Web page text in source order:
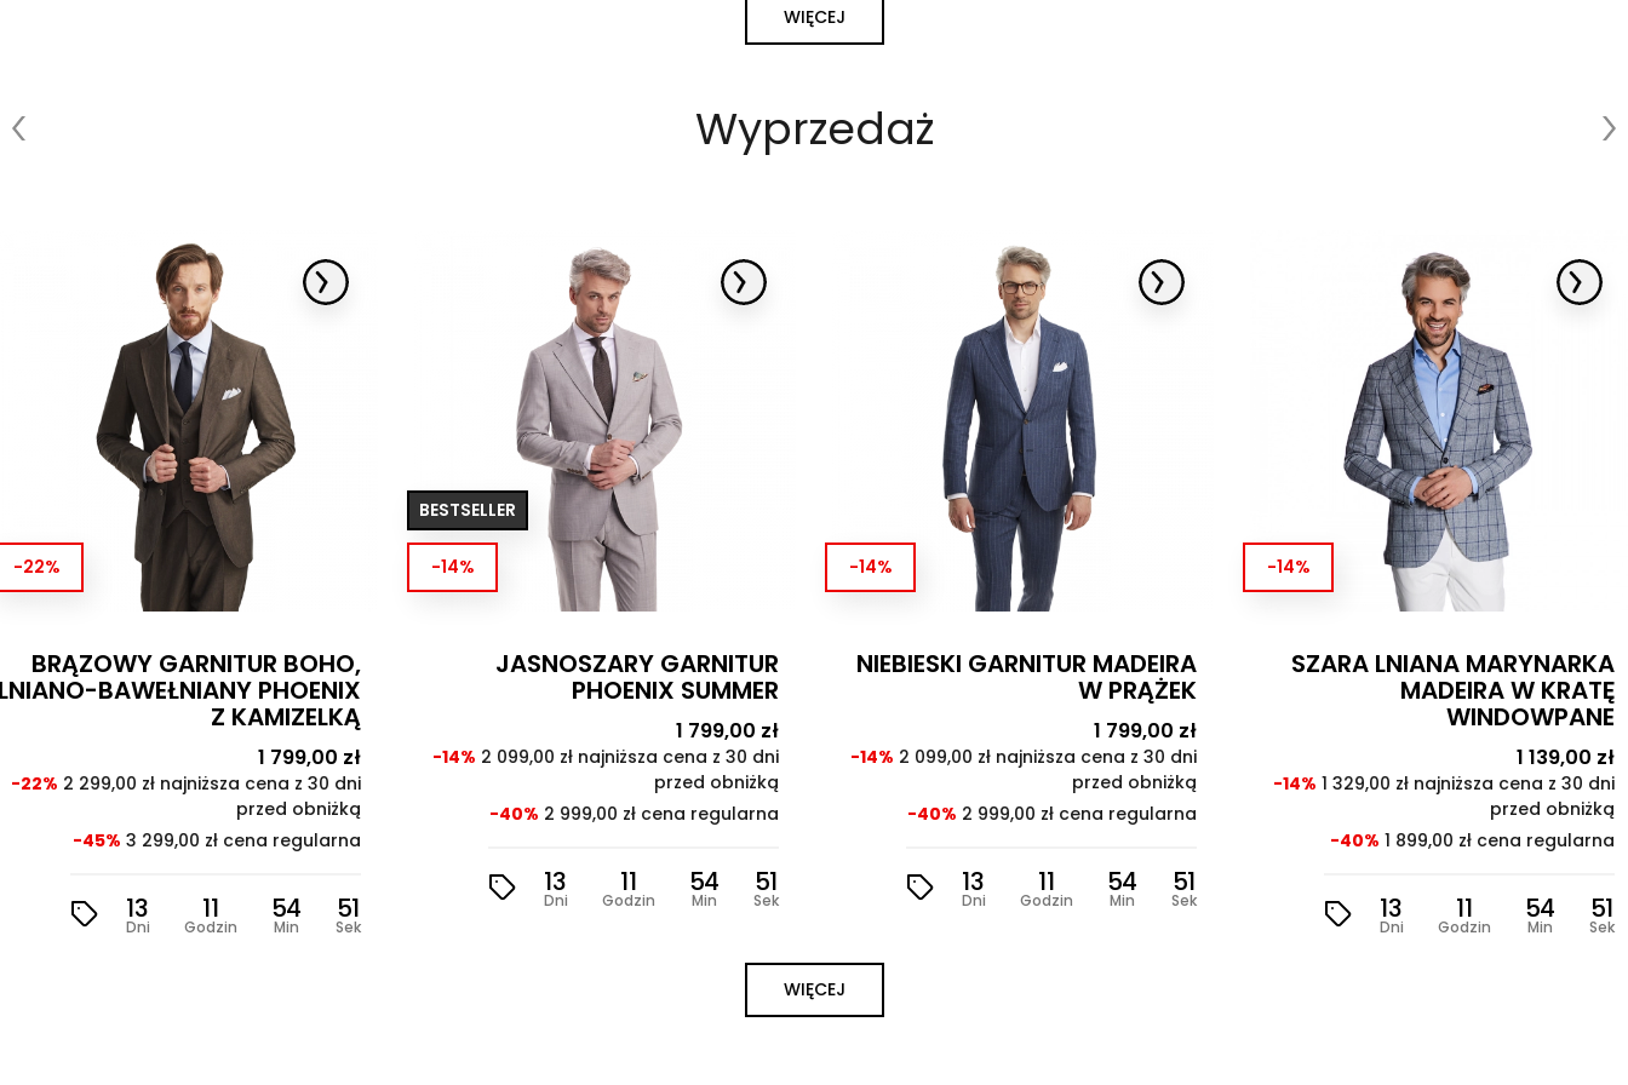
WIĘCEJ
Wyprzedaż
-14%
JASNOSZARY GARNITUR
PHOENIX SUMMER
Cena
1 799,00 zł
podstawowa
2 099,00 zł najniższa cena z 30 dni
przed obniżką
2 999,00 zł cena regularna
Dni Godzin Min Sek
-14%
NIEBIESKI GARNITUR MADEIRA
W PRĄŻEK
Cena
1 799,00 zł
podstawowa
-14% 2 099,00 zł najniższa cena z 30 dni
przed obniżką
-40% 2 999,00 zł cena regularna
13
Dni
11
Godzin
54
Min
49
Sek
-14%
SZARA LNIANA MARYNARKA
MADEIRA W KRATĘ
WINDOWPANE
Cena
1 139,00 zł
podstawowa
1 329,00 zł najniższa cena z 30 dni
przed obniżką
13 11 54 49
-14%
GRANATOWA
Cena
1 139,00
1 329,00 zł najniższa cena z 30
przed
1 899,00 zł cena
Dni Godzin Min
WIĘCEJ